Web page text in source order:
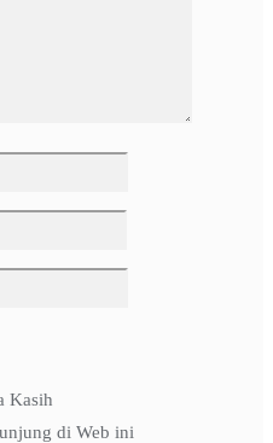
Kasih
di Web ini